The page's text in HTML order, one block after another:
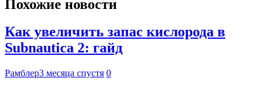
Похожие новости
Как увеличить запас кислорода в
Subnautica 2: гайд
Рамблер3 месяца спустя 0